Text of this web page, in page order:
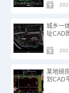
城乡一
址CAD
某地磅
划CAD